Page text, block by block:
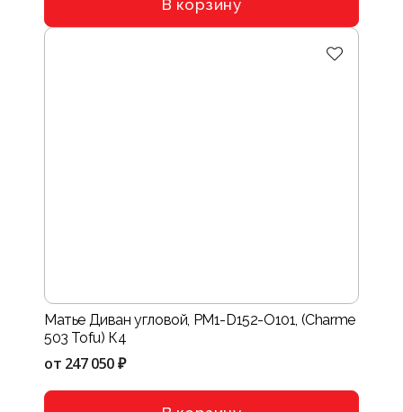
В корзину
Матье Диван угловой, PM1-D152-O101, (Charme
503 Tofu) К4
от 247 050 ₽